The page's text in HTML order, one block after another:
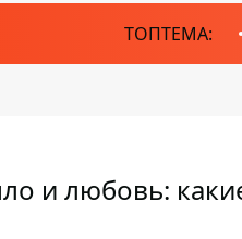
ТОПТЕМА:
и любовь: